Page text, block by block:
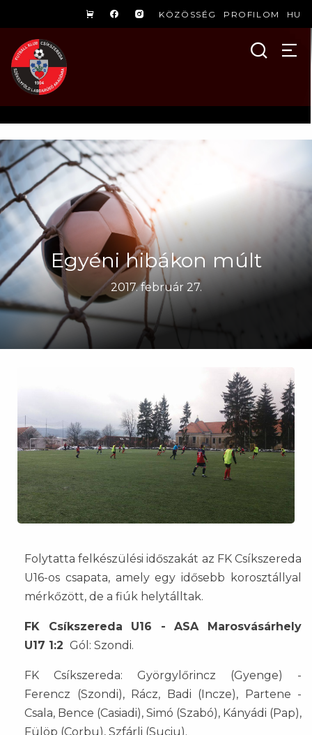
KÖZÖSSÉG PROFILOM HU
Egyéni hibákon múlt
2017. február 27.
Folytatta felkészülési időszakát az FK Csíkszereda
U16-os csapata, amely egy idősebb korosztállyal
mérkőzött, de a fiúk helytálltak.
FK Csíkszereda U16 - ASA Marosvásárhely
U17 1:2 Gól: Szondi.
FK Csíkszereda: Györgylőrincz (Gyenge) -
Ferencz (Szondi), Rácz, Badi (Incze), Partene -
Csala, Bence (Casiadi), Simó (Szabó), Kányádi (Pap),
Fülöp (Corbu), Szfárli (Suciu).